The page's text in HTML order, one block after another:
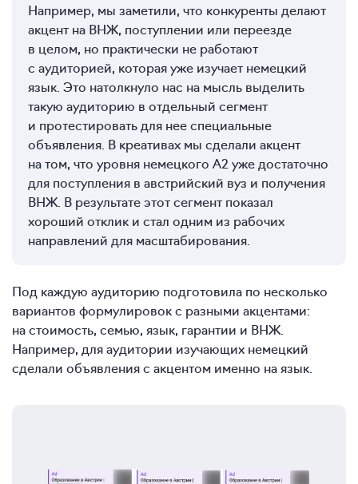
Например, мы заметили, что конкуренты делают
акцент на ВНЖ, поступлении или переезде
в целом, но практически не работают
с аудиторией, которая уже изучает немецкий
язык. Это натолкнуло нас на мысль выделить
такую аудиторию в отдельный сегмент
и протестировать для нее специальные
объявления. В креативах мы сделали акцент
на том, что уровня немецкого A2 уже достаточно
для поступления в австрийский вуз и получения
ВНЖ. В результате этот сегмент показал
хороший отклик и стал одним из рабочих
направлений для масштабирования.
Под каждую аудиторию подготовила по несколько
вариантов формулировок с разными акцентами:
на стоимость, семью, язык, гарантии и ВНЖ.
Например, для аудитории изучающих немецкий
сделали объявления с акцентом именно на язык.